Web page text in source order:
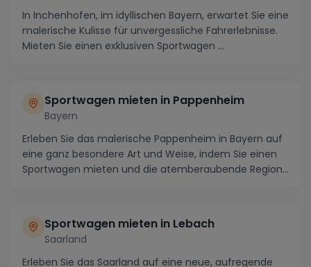
In Inchenhofen, im idyllischen Bayern, erwartet Sie eine
malerische Kulisse für unvergessliche Fahrerlebnisse.
Mieten Sie einen exklusiven Sportwagen ...
Sportwagen mieten in Pappenheim
Bayern
Erleben Sie das malerische Pappenheim in Bayern auf
eine ganz besondere Art und Weise, indem Sie einen
Sportwagen mieten und die atemberaubende Region...
Sportwagen mieten in Lebach
Saarland
Erleben Sie das Saarland auf eine neue, aufregende